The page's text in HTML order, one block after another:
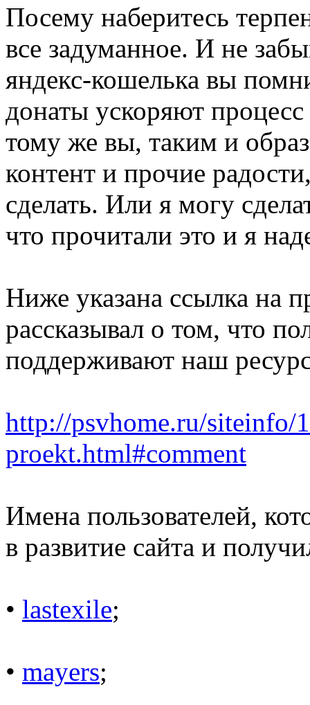
Посему наберитесь
все задуманное. И не
яндекс-кошелька вы
донаты ускоряют
тому же вы, таким и
контент и прочие
сделать. Или я могу
что прочитали это и я
Ниже указана ссылка на
рассказывал о том, что
поддерживают наш
http://psvhome.ru/siteinfo/
proekt.html#comment
Имена пользователей,
в развитие сайта и
• lastexile;
• mayers;